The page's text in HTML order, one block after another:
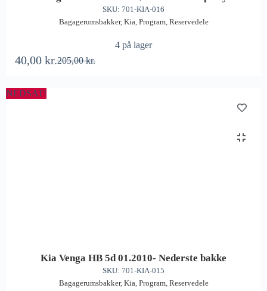
SKU: 701-KIA-016
Bagagerumsbakker, Kia, Program, Reservedele
4 på lager
205,00kr.
40,00 kr.
NEDSAT!
Kia Venga HB 5d 01.2010- Nederste bakke
SKU: 701-KIA-015
Bagagerumsbakker, Kia, Program, Reservedele